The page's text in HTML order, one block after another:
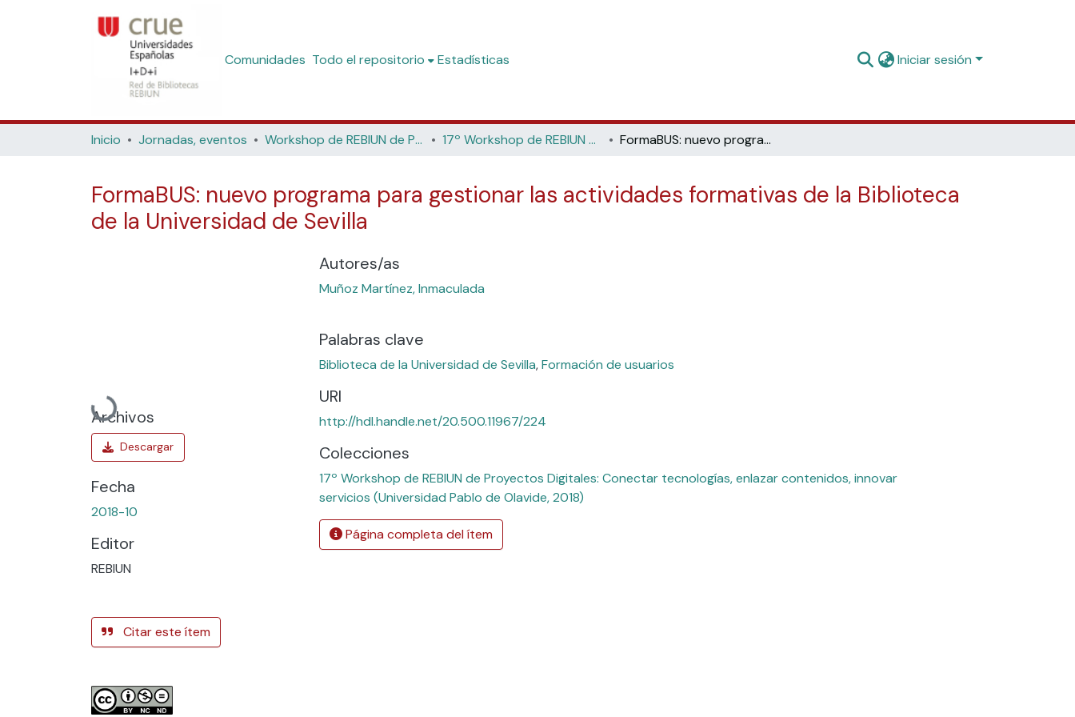
Comunidades Todo el repositorio Estadísticas Iniciar sesión
Inicio Jornadas, eventos Workshop de REBIUN de Proyectos Digitales 17º Workshop de REBIUN de Proyectos Digitales: Conectar tecnologías, enlazar contenidos, innovar servicios (Universidad Pablo de Olavide, 2018) FormaBUS: nuevo programa para gestionar las actividades formativas de la Biblioteca de la Universidad de Sevilla
FormaBUS: nuevo programa para gestionar las actividades formativas de la Biblioteca
de la Universidad de Sevilla
Cargando...
Archivos
Fecha
2018-10
Editor
REBIUN
Citar este ítem
Autores/as
Muñoz Martínez, Inmaculada
Palabras clave
Biblioteca de la Universidad de Sevilla,Formación de usuarios
URI
http://hdl.handle.net/20.500.11967/224
Colecciones
17º Workshop de REBIUN de Proyectos Digitales: Conectar tecnologías, enlazar contenidos, innovar
servicios (Universidad Pablo de Olavide, 2018)
Página completa del ítem